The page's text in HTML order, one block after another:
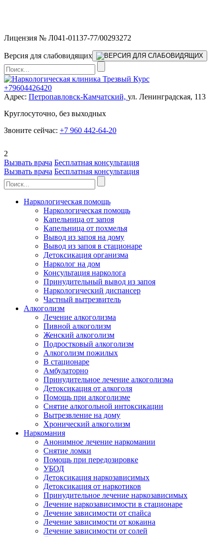
Лицензия № Л041-01137-77/00293272
Версия для слабовидящих
+79604426420
Адрес: Петропавловск-Камчатский, ул. Ленинградская, 113
Круглосуточно, без выходных
Звоните сейчас: +7 960 442-64-20
2
Вызвать врача Бесплатная консультация
Вызвать врача Бесплатная консультация
Наркологическая помощь
Наркологическая помощь
Капельница от запоя
Капельница от похмелья
Вывод из запоя на дому
Вывод из запоя в стационаре
Детоксикация организма
Нарколог на дом
Консультация нарколога
Принудительный вывод из запоя
Наркологический диспансер
Частный вытрезвитель
Алкоголизм
Лечение алкоголизма
Пивной алкоголизм
Женский алкоголизм
Подростковый алкоголизм
Алкоголизм пожилых
В стационаре
Амбулаторно
Принудительное лечение алкоголизма
Детоксикация от алкоголя
Помощь при алкоголизме
Снятие алкогольной интоксикации
Вытрезвление на дому
Хронический алкоголизм
Наркомания
Анонимное лечение наркомании
Снятие ломки
Помощь при передозировке
УБОД
Детоксикация наркозависимых
Детоксикация от наркотиков
Принудительное лечение наркозависимых
Лечение наркозависимости в стационаре
Лечение зависимости от спайса
Лечение зависимости от кокаина
Лечение зависимости от солей